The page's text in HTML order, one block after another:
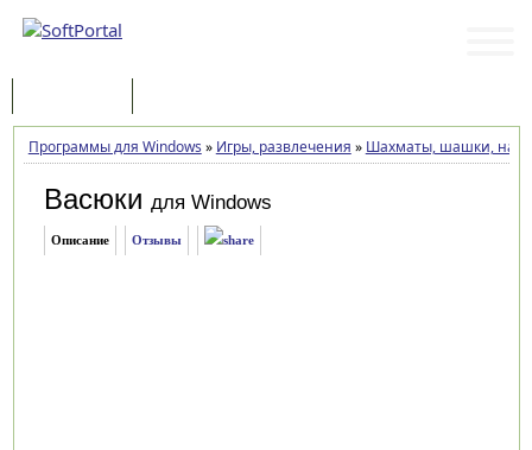
Программы для Windows » Игры, развлечения » Шахматы, шашки,
Васюки для Windows
Описание Отзывы